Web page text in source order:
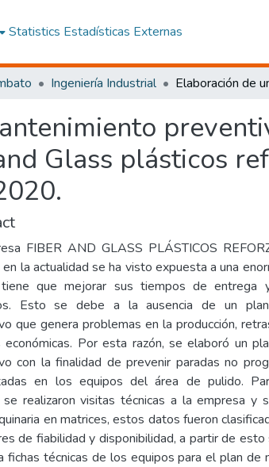
Statistics Estadísticas Externas
Ingeniería Industrial
Glass plásticos
FIBER AND GLASS PLÁSTICOS
en la actualidad se ha visto expuesta a una
que mejorar sus tiempos de entrega
Esto se debe a la ausencia de un
que genera problemas en la producción,
económicas. Por esta razón, se elaboró un
con la finalidad de prevenir paradas no
en los equipos del área de pulido.
realizaron visitas técnicas a la empresa y
en matrices, estos datos fueron
de fiabilidad y disponibilidad, a partir de esto
fichas técnicas de los equipos para el plan de